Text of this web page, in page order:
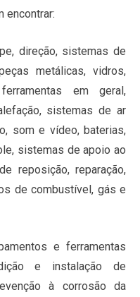
encontrar:
direção, sistemas de
metálicas, vidros,
em geral,
sistemas de ar
som e vídeo, baterias,
sistemas de apoio ao
reposição, reparação,
de combustível, gás e
e ferramentas
e instalação de
à corrosão da